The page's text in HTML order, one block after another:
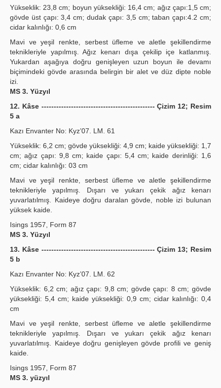
Yükseklik: 23,8 cm; boyun yüksekliği: 16,4 cm; ağız çapı:1,5 cm;
gövde üst çapı: 3,4 cm; dudak çapı: 3,5 cm; taban çapı:4.2 cm;
cidar kalınlığı: 0,6 cm
Mavi ve yeşil renkte, serbest üfleme ve aletle şekillendirme
teknikleriyle yapılmış. Ağız kenarı dışa çekilip içe katlanmış.
Yukardan aşağıya doğru genişleyen uzun boyun ile devamı
biçimindeki gövde arasında belirgin bir alet ve düz dipte noble
izi.
MS 3. Yüzyıl
12. Kâse ---------------------------------------------- Çizim 12; Resim
5 a
Kazı Envanter No: Kyz’07. LM. 61
Yükseklik: 6,2 cm; gövde yüksekliği: 4,9 cm; kaide yüksekliği: 1,7
cm; ağız çapı: 9,8 cm; kaide çapı: 5,4 cm; kaide derinliği: 1,6
cm; cidar kalınlığı: 03 cm
Mavi ve yeşil renkte, serbest üfleme ve aletle şekillendirme
teknikleriyle yapılmış. Dışarı ve yukarı çekik ağız kenarı
yuvarlatılmış. Kaideye doğru daralan gövde, noble izi bulunan
yüksek kaide.
Isings 1957, Form 87
MS 3. Yüzyıl
13. Kâse ---------------------------------------------- Çizim 13; Resim
5 b
Kazı Envanter No: Kyz’07. LM. 62
Yükseklik: 6,2 cm; ağız çapı: 9,8 cm; gövde çapı: 8 cm; gövde
yüksekliği: 5,4 cm; kaide yüksekliği: 0,9 cm; cidar kalınlığı: 0,4
cm
Mavi ve yeşil renkte, serbest üfleme ve aletle şekillendirme
teknikleriyle yapılmış. Dışarı ve yukarı çekik ağız kenarı
yuvarlatılmış. Kaideye doğru genişleyen gövde profili ve geniş
kaide.
Isings 1957, Form 87
MS 3. yüzyıl